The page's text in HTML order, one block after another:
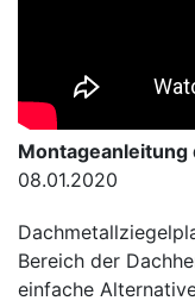
Montageanleitung
08.01.2020
Bereich der
einfache